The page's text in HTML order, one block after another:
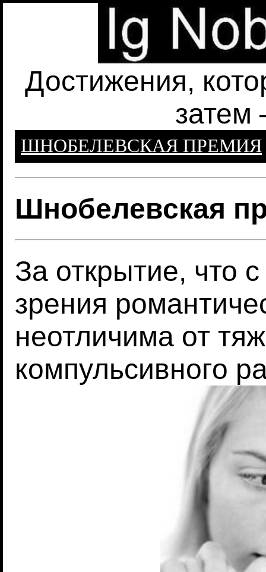
Достижения,
затем
ШНОБЕЛЕВСКАЯ ПРЕМИЯ
Шнобелевская
За открытие, что
зрения
неотличима от
компульсивного